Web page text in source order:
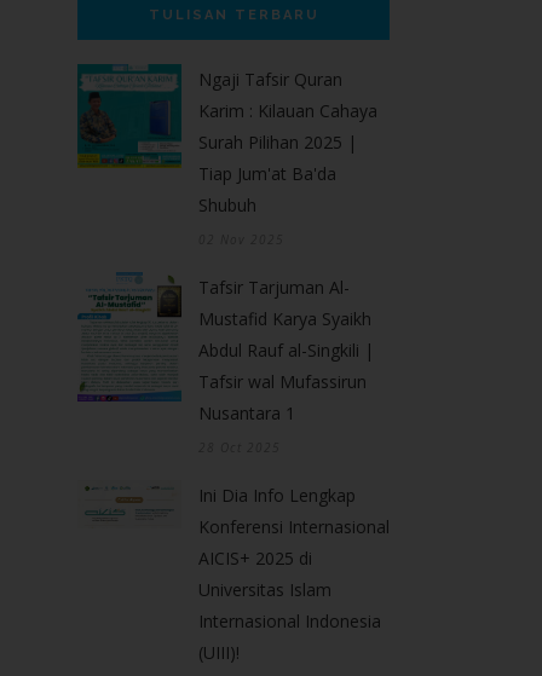
TULISAN TERBARU
Ngaji Tafsir Quran
Karim : Kilauan Cahaya
Surah Pilihan 2025 |
Tiap Jum'at Ba'da
Shubuh
Tafsir Tarjuman Al-
Mustafid Karya Syaikh
Abdul Rauf al-Singkili |
Tafsir wal Mufassirun
Nusantara 1
Ini Dia Info Lengkap
Konferensi Internasional
AICIS+ 2025 di
Universitas Islam
Internasional Indonesia
(UIII)!